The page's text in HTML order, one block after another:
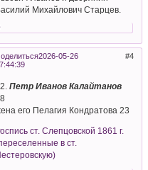
Михайлович Старцев.
4
2026-05-26
Петр Иванов Калайтанов
его Пелагия Кондратова 23
ст. Слепцовской 1861 г.
в ст.